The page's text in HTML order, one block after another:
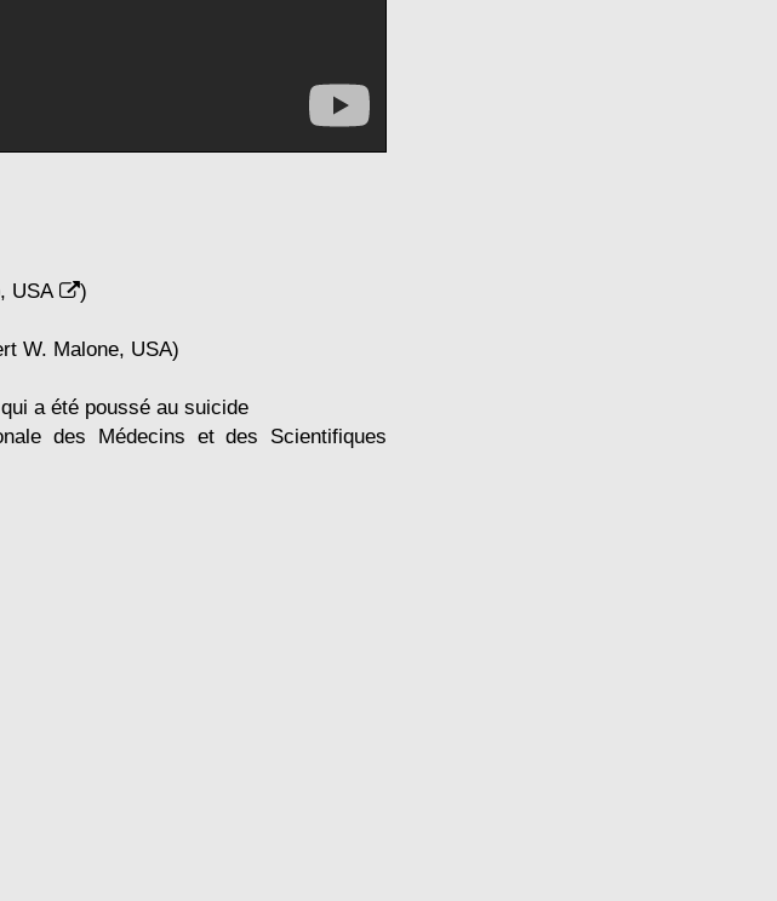
USA
)
W. Malone, USA)
a été poussé au suicide
des Médecins et des Scientifiques